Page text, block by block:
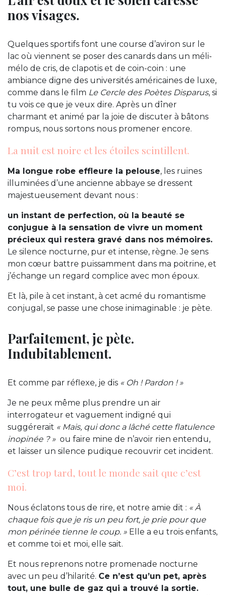
nos visages.
Quelques sportifs font une course d’aviron sur le
lac où viennent se poser des canards dans un méli-
mélo de cris, de clapotis et de coin-coin : une
ambiance digne des universités américaines de luxe,
comme dans le film Le Cercle des Poètes Disparus, si
tu vois ce que je veux dire. Après un dîner
charmant et animé par la joie de discuter à bâtons
rompus, nous sortons nous promener encore.
La nuit est noire et les étoiles scintillent.
Ma longue robe effleure la pelouse, les ruines
illuminées d’une ancienne abbaye se dressent
majestueusement devant nous :
un instant de perfection, où la beauté se
conjugue à la sensation de vivre un moment
précieux qui restera gravé dans nos mémoires.
Le silence nocturne, pur et intense, règne. Je sens
mon cœur battre puissamment dans ma poitrine, et
j’échange un regard complice avec mon époux.
Et là, pile à cet instant, à cet acmé du romantisme
conjugal, se passe une chose inimaginable : je pète.
Parfaitement, je pète.
Indubitablement.
Et comme par réflexe, je dis « Oh ! Pardon ! »
Je ne peux même plus prendre un air
interrogateur et vaguement indigné qui
suggérerait « Mais, qui donc a lâché cette flatulence
inopinée ? » ou faire mine de n’avoir rien entendu,
et laisser un silence pudique recouvrir cet incident.
C’est trop tard, tout le monde sait que c’est
moi.
Nous éclatons tous de rire, et notre amie dit : « À
chaque fois que je ris un peu fort, je prie pour que
mon périnée tienne le coup. » Elle a eu trois enfants,
et comme toi et moi, elle sait.
Et nous reprenons notre promenade nocturne
avec un peu d’hilarité. Ce n’est qu’un pet, après
tout, une bulle de gaz qui a trouvé la sortie.